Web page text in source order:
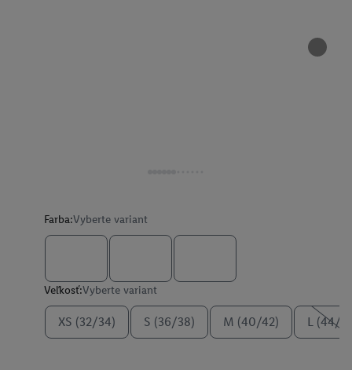
Farba:Vyberte variant
Veľkosť:Vyberte variant
XS (32/34) S (36/38) M (40/42) L (44/